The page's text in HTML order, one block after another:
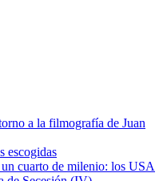
a la filmografía de Juan
escogidas
cuarto de milenio: los USA